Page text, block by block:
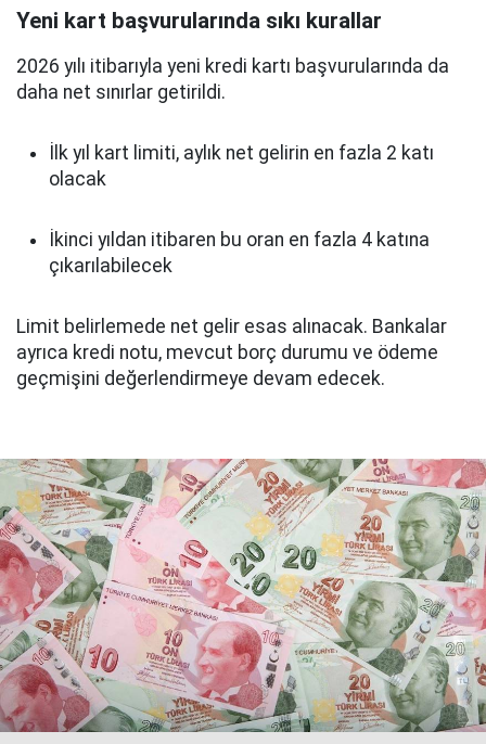
Yeni kart başvurularında sıkı kurallar
2026 yılı itibarıyla yeni kredi kartı başvurularında da
daha net sınırlar getirildi.
İlk yıl kart limiti, aylık net gelirin en fazla 2 katı
olacak
İkinci yıldan itibaren bu oran en fazla 4 katına
çıkarılabilecek
Limit belirlemede net gelir esas alınacak. Bankalar
ayrıca kredi notu, mevcut borç durumu ve ödeme
geçmişini değerlendirmeye devam edecek.